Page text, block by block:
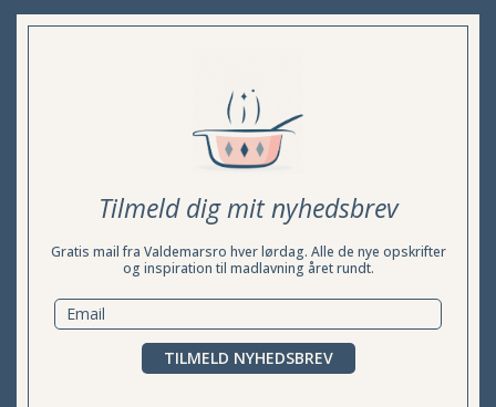
Tilmeld dig mit nyhedsbrev
Gratis mail fra Valdemarsro hver lørdag. Alle de nye opskrifter
og inspiration til madlavning året rundt.
TILMELD NYHEDSBREV